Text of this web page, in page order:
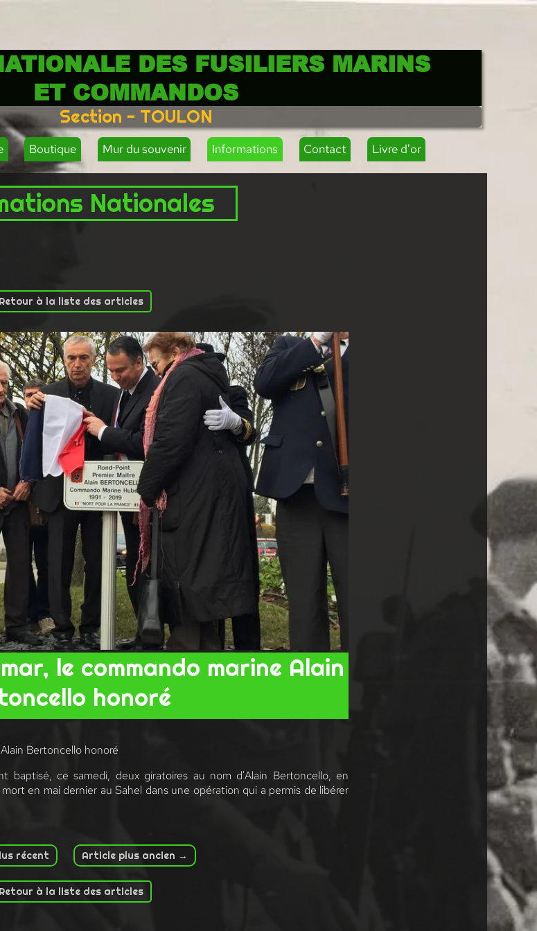
DES FUSILIERS MARINS
ET COMMANDOS
Section - TOULON
Boutique Mur du souvenir Informations Contact Livre d'or
Nationales
Retour à la liste des articles
le commando marine Alain
honoré
Bertoncello honoré
baptisé, ce samedi, deux giratoires au nom d'Alain Bertoncello, en
en mai dernier au Sahel dans une opération qui a permis de libérer
récent Article plus ancien →
Retour à la liste des articles